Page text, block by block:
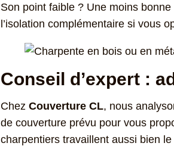
Son point faible ? Une moins
l’isolation complémentaire si vous
Conseil d’expert :
Chez Couverture CL, nous
de couverture prévu pour vous
charpentiers travaillent aussi bien